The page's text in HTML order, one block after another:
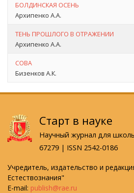
БОЛДИНСКАЯ ОСЕНЬ
Архипенко А.А.
ТЕНЬ ПРОШЛОГО В ОТРАЖЕНИИ
Архипенко А.А.
СОВА
Бизенков А.К.
Старт в науке
Научный журнал для
67279 | ISSN 2542-0186
Учредитель, издательство и
Естествознания"
E-mail: publish@rae.ru